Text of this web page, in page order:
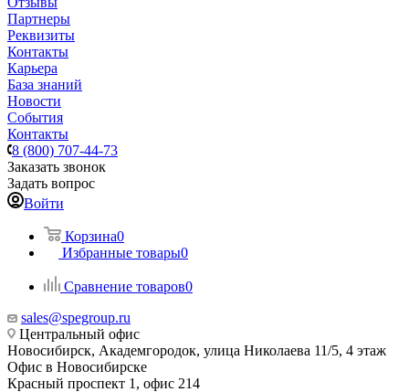
Партнеры
Реквизиты
Контакты
Карьера
База знаний
Новости
События
Контакты
8 (800) 707-44-73
Заказать звонок
Задать вопрос
Войти
Корзина0
Избранные товары0
Сравнение товаров0
sales@spegroup.ru
Центральный офис
Новосибирск, Академгородок, улица Николаева 11/5, 4 этаж
Офис в Новосибирске
Красный проспект 1, офис 214